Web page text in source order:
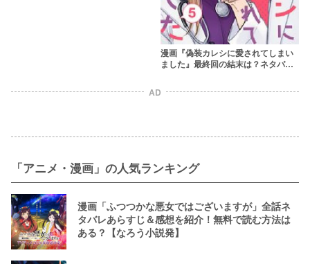
漫画『偽装カレシに愛されてしまい
ました』最終回の結末は？ネタバレ
AD
「アニメ・漫画」の人気ランキング
漫画「ふつつかな悪女ではございますが」全話ネ
タバレあらすじ＆感想を紹介！無料で読む方法は
ある？【なろう小説発】